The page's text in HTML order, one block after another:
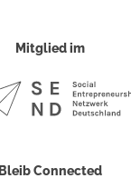
Mitglied im
Bleib Connected